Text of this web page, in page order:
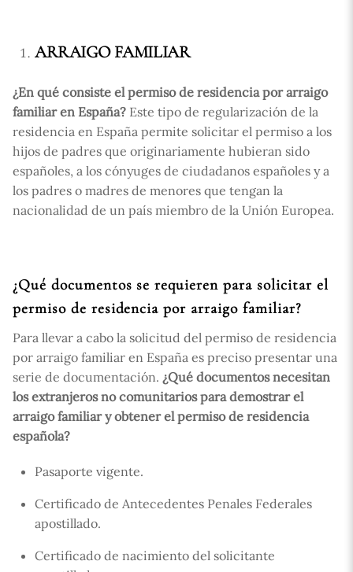
ARRAIGO FAMILIAR
¿En qué consiste el permiso de residencia por arraigo
familiar en España? Este tipo de regularización de la
residencia en España permite solicitar el permiso a los
hijos de padres que originariamente hubieran sido
españoles, a los cónyuges de ciudadanos españoles y a
los padres o madres de menores que tengan la
nacionalidad de un país miembro de la Unión Europea.
¿Qué documentos se requieren para solicitar el
permiso de residencia por arraigo familiar?
Para llevar a cabo la solicitud del permiso de residencia
por arraigo familiar en España es preciso presentar una
serie de documentación. ¿Qué documentos necesitan
los extranjeros no comunitarios para demostrar el
arraigo familiar y obtener el permiso de residencia
española?
Pasaporte vigente.
Certificado de Antecedentes Penales Federales
apostillado.
Certificado de nacimiento del solicitante